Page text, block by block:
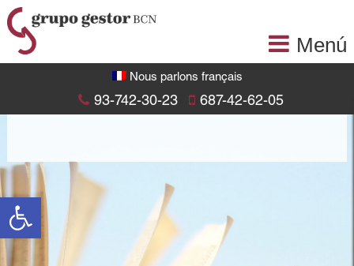
Abrir barra de herramientas
Menú
Nous parlons français
93-742-30-23 687-42-62-05